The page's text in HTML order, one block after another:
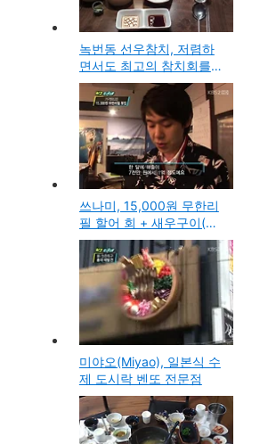
녹번동 선우참치, 저렴하
면서도 최고의 참치회를
맛볼수 있는 강력추천 참
치전문점
쓰나미, 15,000원 무한리
필 할어 회 + 새우구이(왕
십리점, 논현점)
미야오(Miyao), 일본식 수
제 도시락 벤또 전문점